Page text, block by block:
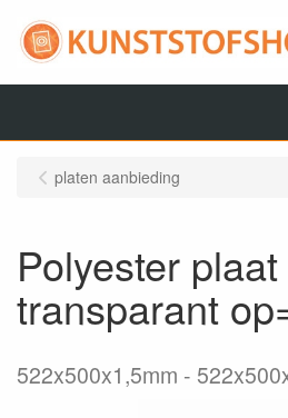
platen aanbieding
Polyester plaat
transparant
522x500x1,5mm